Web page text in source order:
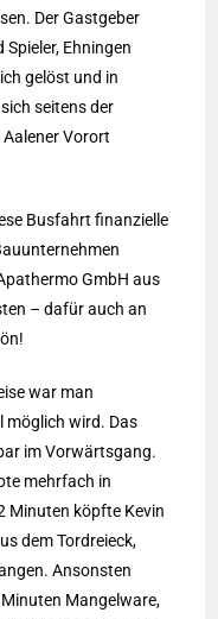
Der Gastgeber
Ehningen
gelöst und in
seitens der
Vorort
Busfahrt finanzielle
GmbH aus
– dafür auch an
war man
möglich wird. Das
im Vorwärtsgang.
mehrfach in
Minuten köpfte Kevin
dem Tordreieck,
Ansonsten
Mangelware,